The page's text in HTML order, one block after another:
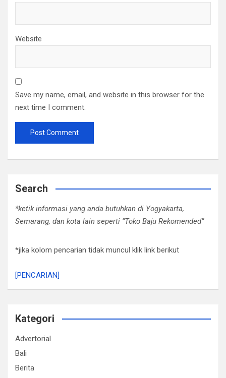
Website
Save my name, email, and website in this browser for the
next time I comment.
Search
*ketik informasi yang anda butuhkan di Yogyakarta,
Semarang, dan kota lain seperti “Toko Baju Rekomended”
*jika kolom pencarian tidak muncul klik link berikut
[PENCARIAN]
Kategori
Advertorial
Bali
Berita